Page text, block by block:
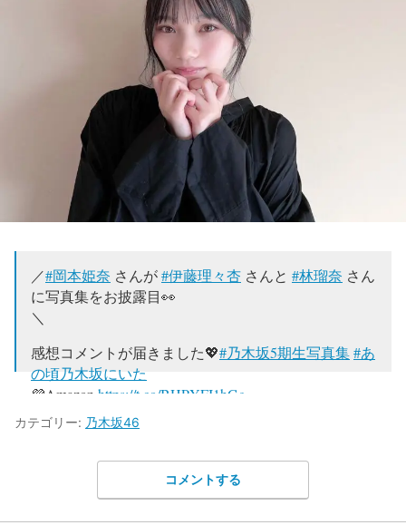
／#岡本姫奈 さんが#伊藤理々杏 さんと #林瑠奈 さん
に写真集をお披露目👀
＼
感想コメントが届きました💖#乃木坂5期生写真集#あ
の頃乃木坂にいた
💜Amazon https://t.co/BHPYFI1hGg
💜セブンhttps://t.co/SNzmMo7hVM
💜楽天
https://t.co/64EJtrwtfI
pic.twitter.com/SzSWOEITMc
カテゴリー: 乃木坂46
コメントする